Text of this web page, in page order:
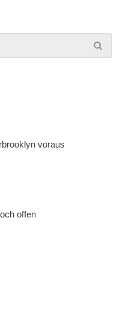
voraus
offen